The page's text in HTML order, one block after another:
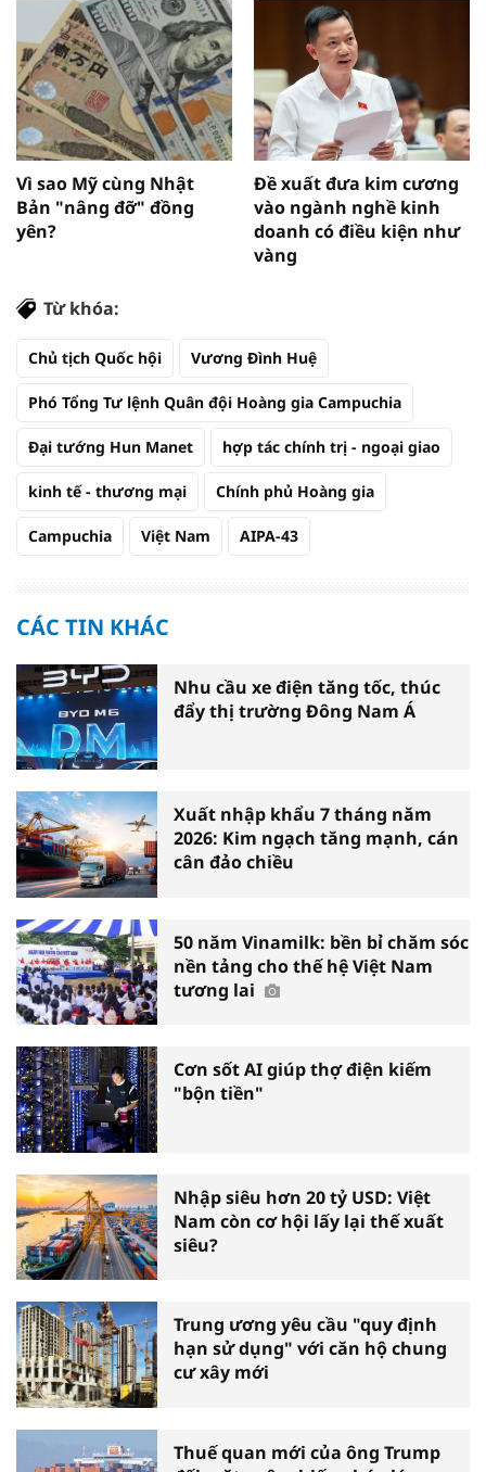
Vì sao Mỹ cùng Nhật
Bản "nâng đỡ" đồng
yên?
Đề xuất đưa kim cương
vào ngành nghề kinh
doanh có điều kiện như
vàng
Từ khóa:
Chủ tịch Quốc hội Vương Đình Huệ
Phó Tổng Tư lệnh Quân đội Hoàng gia Campuchia
Đại tướng Hun Manet hợp tác chính trị - ngoại giao
kinh tế - thương mại Chính phủ Hoàng gia
Campuchia Việt Nam AIPA-43
CÁC TIN KHÁC
Nhu cầu xe điện tăng tốc, thúc
đẩy thị trường Đông Nam Á
Xuất nhập khẩu 7 tháng năm
2026: Kim ngạch tăng mạnh, cán
cân đảo chiều
50 năm Vinamilk: bền bỉ chăm sóc
nền tảng cho thế hệ Việt Nam
tương lai
Cơn sốt AI giúp thợ điện kiếm
"bộn tiền"
Nhập siêu hơn 20 tỷ USD: Việt
Nam còn cơ hội lấy lại thế xuất
siêu?
Trung ương yêu cầu "quy định
hạn sử dụng" với căn hộ chung
cư xây mới
Thuế quan mới của ông Trump